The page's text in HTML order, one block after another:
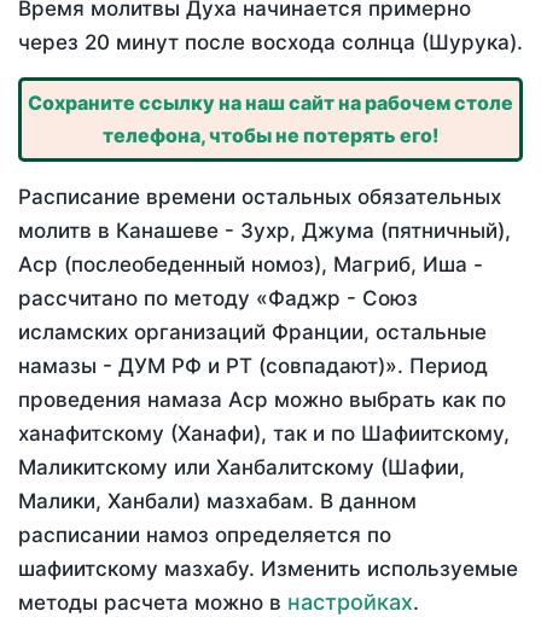
Время молитвы Духа начинается примерно
через 20 минут после восхода солнца (Шурука).
Сохраните ссылку на наш сайт на рабочем столе
телефона, чтобы не потерять его!
Расписание времени остальных обязательных
молитв в Канашеве - Зухр, Джума (пятничный),
Аср (послеобеденный номоз), Магриб, Иша -
рассчитано по методу «Фаджр - Союз
исламских организаций Франции, остальные
намазы - ДУМ РФ и РТ (совпадают)». Период
проведения намаза Аср можно выбрать как по
ханафитскому (Ханафи), так и по Шафиитскому,
Маликитскому или Ханбалитскому (Шафии,
Малики, Ханбали) мазхабам. В данном
расписании намоз определяется по
шафиитскому мазхабу. Изменить используемые
методы расчета можно в настройках.